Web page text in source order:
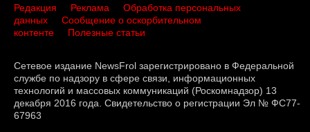
Редакция Реклама
Обработка персональных
данных
Сообщение о оскорбительном
контенте
Полезные статьи
Сетевое издание NewsFrol зарегистрировано в Федеральной
службе по надзору в сфере связи, информационных
технологий и массовых коммуникаций (Роскомнадзор) 13
декабря 2016 года. Свидетельство о регистрации Эл № ФС77-
67963